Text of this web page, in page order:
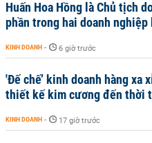
Huấn Hoa Hồng là Chủ tịch
phần trong hai doanh nghiệp
KINH DOANH - 6 giờ trước
'Đế chế’ kinh doanh hàng xa
thiết kế kim cương đến thời
KINH DOANH - 17 giờ trước